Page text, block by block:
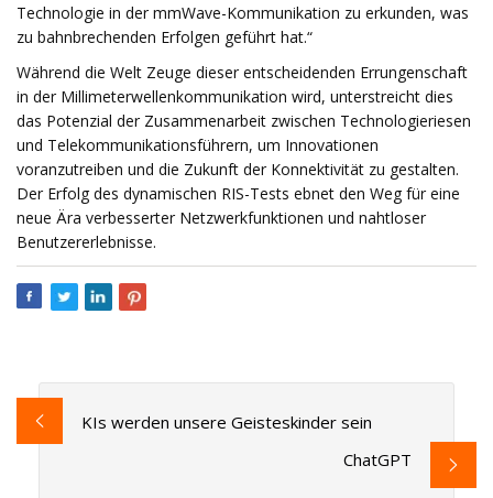
Technologie in der mmWave-Kommunikation zu erkunden, was
zu bahnbrechenden Erfolgen geführt hat.“
Während die Welt Zeuge dieser entscheidenden Errungenschaft
in der Millimeterwellenkommunikation wird, unterstreicht dies
das Potenzial der Zusammenarbeit zwischen Technologieriesen
und Telekommunikationsführern, um Innovationen
voranzutreiben und die Zukunft der Konnektivität zu gestalten.
Der Erfolg des dynamischen RIS-Tests ebnet den Weg für eine
neue Ära verbesserter Netzwerkfunktionen und nahtloser
Benutzererlebnisse.
KIs werden unsere Geisteskinder sein
ChatGPT